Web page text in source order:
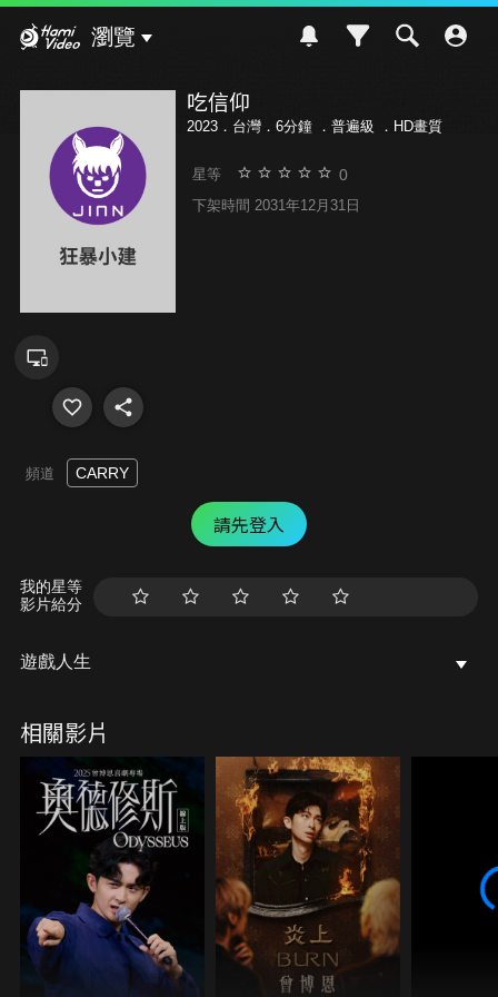
瀏覽
吃信仰
2023．台灣．6分鐘 ． 普遍級 ．HD畫質
星等 0
下架時間 2031年12月31日
頻道 CARRY
請先登入
我的星等
影片給分
遊戲人生
相關影片